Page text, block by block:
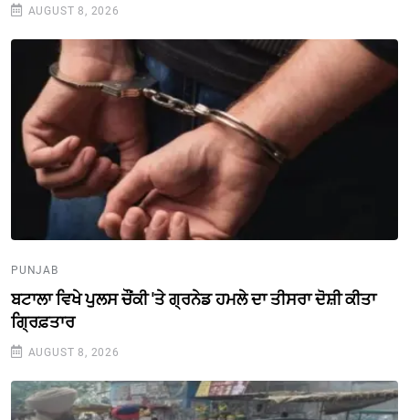
AUGUST 8, 2026
PUNJAB
ਬਟਾਲਾ ਵਿਖੇ ਪੁਲਸ ਚੌਂਕੀ 'ਤੇ ਗ੍ਰਨੇਡ ਹਮਲੇ ਦਾ ਤੀਸਰਾ ਦੋਸ਼ੀ ਕੀਤਾ
ਗ੍ਰਿਫ਼ਤਾਰ
AUGUST 8, 2026